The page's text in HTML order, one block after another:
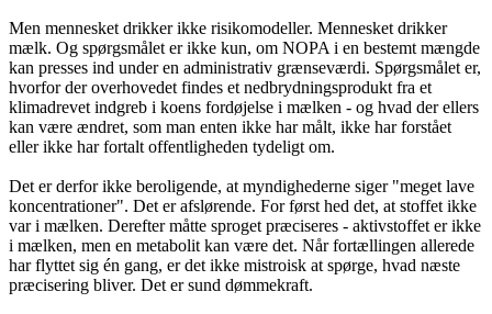
Men mennesket drikker ikke risikomodeller. Mennesket drikker
mælk. Og spørgsmålet er ikke kun, om NOPA i en bestemt mængde
kan presses ind under en administrativ grænseværdi. Spørgsmålet er,
hvorfor der overhovedet findes et nedbrydningsprodukt fra et
klimadrevet indgreb i koens fordøjelse i mælken - og hvad der ellers
kan være ændret, som man enten ikke har målt, ikke har forstået
eller ikke har fortalt offentligheden tydeligt om.
Det er derfor ikke beroligende, at myndighederne siger "meget lave
koncentrationer". Det er afslørende. For først hed det, at stoffet ikke
var i mælken. Derefter måtte sproget præciseres - aktivstoffet er ikke
i mælken, men en metabolit kan være det. Når fortællingen allerede
har flyttet sig én gang, er det ikke mistroisk at spørge, hvad næste
præcisering bliver. Det er sund dømmekraft.